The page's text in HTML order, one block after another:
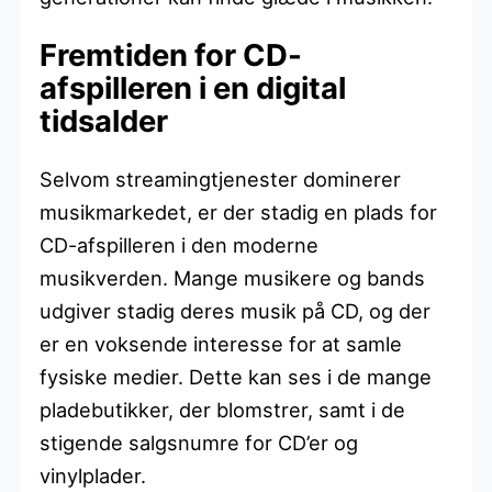
Fremtiden for CD-
afspilleren i en digital
tidsalder
Selvom streamingtjenester dominerer
musikmarkedet, er der stadig en plads for
CD-afspilleren i den moderne
musikverden. Mange musikere og bands
udgiver stadig deres musik på CD, og der
er en voksende interesse for at samle
fysiske medier. Dette kan ses i de mange
pladebutikker, der blomstrer, samt i de
stigende salgsnumre for CD’er og
vinylplader.